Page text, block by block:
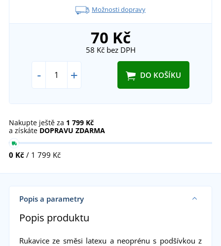
Možnosti dopravy
70 Kč
58 Kčbez DPH
- + DO KOŠÍKU
Nakupte ještě za 1 799 Kč
a získáte DOPRAVU ZDARMA
0 Kč / 1 799 Kč
Popis a parametry
Popis produktu
Rukavice ze směsi latexu a neoprénu s podšívkou z